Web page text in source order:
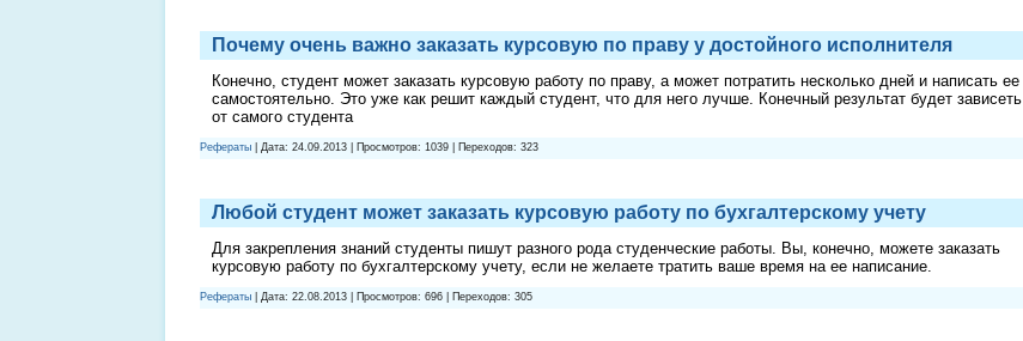
Почему очень важно заказать курсовую по праву у достойного исполнителя
Конечно, студент может заказать курсовую работу по праву, а может потратить несколько дней и написать ее
самостоятельно. Это уже как решит каждый студент, что для него лучше. Конечный результат будет зависеть
от самого студента
Рефераты | Дата: 24.09.2013 | Просмотров: 1039 | Переходов: 323
Любой студент может заказать курсовую работу по бухгалтерскому учету
Для закрепления знаний студенты пишут разного рода студенческие работы. Вы, конечно, можете заказать
курсовую работу по бухгалтерскому учету, если не желаете тратить ваше время на ее написание.
Рефераты | Дата: 22.08.2013 | Просмотров: 696 | Переходов: 305